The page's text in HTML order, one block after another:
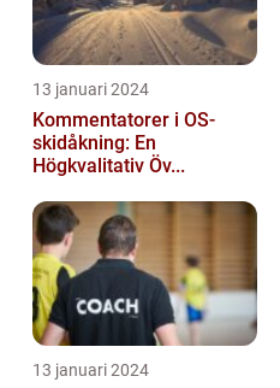
13 januari 2024
Kommentatorer i OS-
skidåkning: En
Högkvalitativ Öv...
13 januari 2024